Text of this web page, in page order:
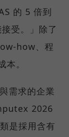
的 5 倍到
受。」除了
how、程
。
需求的企業
2026
是採用含有